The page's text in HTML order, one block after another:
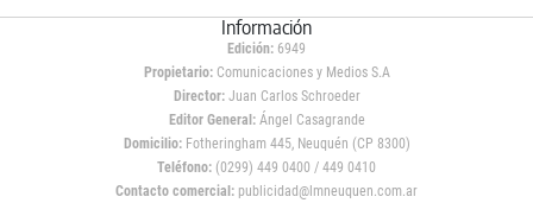
Información
Edición: 6949
Propietario:Comunicaciones y Medios S.A
Director: Juan Carlos Schroeder
Editor General:Ángel Casagrande
Domicilio:Fotheringham 445, Neuquén (CP 8300)
Teléfono: (0299) 449 0400 / 449 0410
Contacto comercial: publicidad@lmneuquen.com.ar